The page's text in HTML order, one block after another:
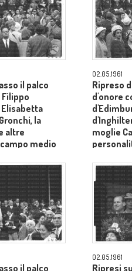
il palco
la
altre
medio
02.05.1961
Ripreso
d'onore
moglie
il palco
02.05.1961
Ripresi